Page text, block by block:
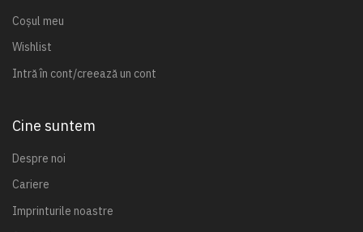
Coșul meu
Wishlist
Intră în cont/creează un cont
Cine suntem
Despre noi
Cariere
Imprinturile noastre